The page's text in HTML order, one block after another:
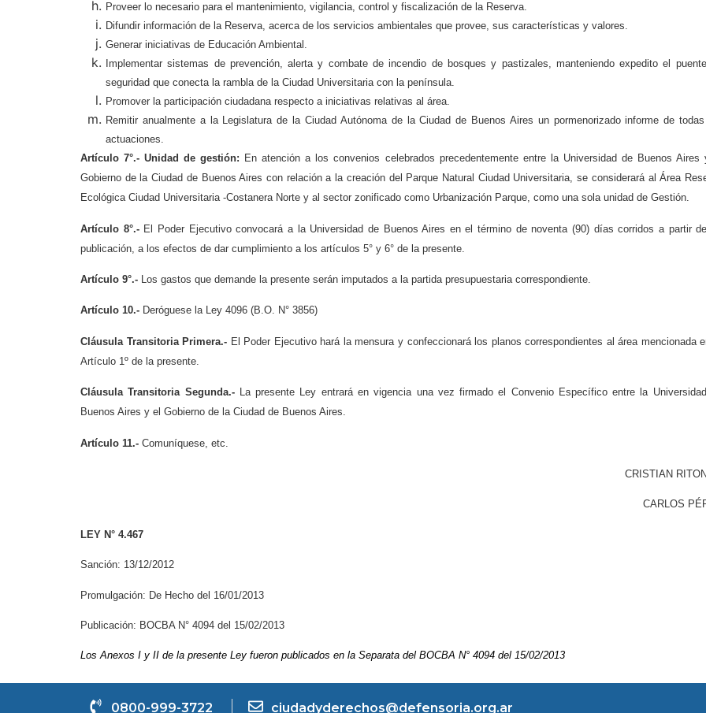
Proveer lo necesario para el mantenimiento, vigilancia, control y fiscalización de la Reserva.
Difundir información de la Reserva, acerca de los servicios ambientales que provee, sus características y valores.
Generar iniciativas de Educación Ambiental.
Implementar sistemas de prevención, alerta y combate de incendio de bosques y pastizales, manteniendo expedito el
seguridad que conecta la rambla de la Ciudad Universitaria con la península.
Promover la participación ciudadana respecto a iniciativas relativas al área.
Remitir anualmente a la Legislatura de la Ciudad Autónoma de la Ciudad de Buenos Aires un pormenorizado informe de
actuaciones.
Artículo 7°.- Unidad de gestión: En atención a los convenios celebrados precedentemente entre la Universidad de Buenos Aires
Gobierno de la Ciudad de Buenos Aires con relación a la creación del Parque Natural Ciudad Universitaria, se considerará al Área
Ecológica Ciudad Universitaria -Costanera Norte y al sector zonificado como Urbanización Parque, como una sola unidad de Gestión.
Artículo 8°.-El Poder Ejecutivo convocará a la Universidad de Buenos Aires en el término de noventa (90) días corridos a partir
publicación, a los efectos de dar cumplimiento a los artículos 5° y 6° de la presente.
Artículo 9°.- Los gastos que demande la presente serán imputados a la partida presupuestaria correspondiente.
Artículo 10.- Deróguese la Ley 4096 (B.O. N° 3856)
Cláusula Transitoria Primera.- El Poder Ejecutivo hará la mensura y confeccionará los planos correspondientes al área mencionada
Artículo 1º de la presente.
Cláusula Transitoria Segunda.-La presente Ley entrará en vigencia una vez firmado el Convenio Específico entre la
Buenos Aires y el Gobierno de la Ciudad de Buenos Aires.
Artículo 11.- Comuníquese, etc.
CRISTIAN
CARLOS
LEY N° 4.467
Sanción: 13/12/2012
Promulgación: De Hecho del 16/01/2013
Publicación: BOCBA N° 4094 del 15/02/2013
Los Anexos I y II de la presente Ley fueron publicados en la Separata del BOCBA N° 4094 del 15/02/2013
0800-999-3722 ciudadyderechos@defensoria.org.ar